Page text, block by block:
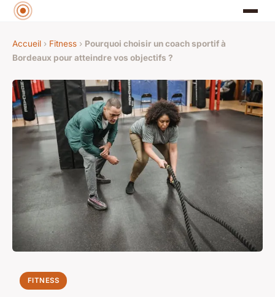
Accueil › Fitness › Pourquoi choisir un coach sportif à
Bordeaux pour atteindre vos objectifs ?
FITNESS